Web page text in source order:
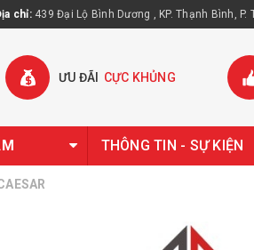
chỉ: 439 Đại Lộ Bình Dương , KP. Thạnh Bình, P.
ƯU ĐÃI CỰC KHỦNG
THÔNG TIN - SỰ KIỆN